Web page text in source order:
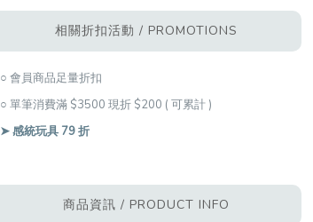
相關折扣活動 / PROMOTIONS
○ 會員商品足量折扣
○ 單筆消費滿 $3500 現折 $200 ( 可累計 )
➤ 感統玩具 79 折
商品資訊 / PRODUCT INFO